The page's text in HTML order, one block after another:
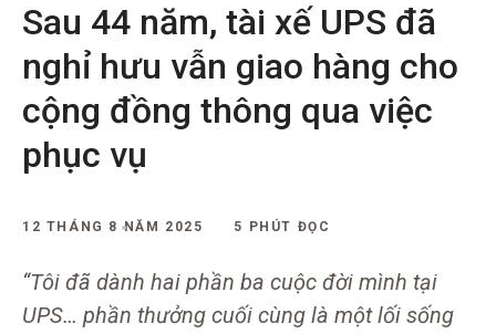
Sau 44 năm, tài xế UPS đã
nghỉ hưu vẫn giao hàng cho
cộng đồng thông qua việc
phục vụ
12 THÁNG 8 NĂM 2025 5 PHÚT ĐỌC
“Tôi đã dành hai phần ba cuộc đời mình tại
UPS… phần thưởng cuối cùng là một lối sống